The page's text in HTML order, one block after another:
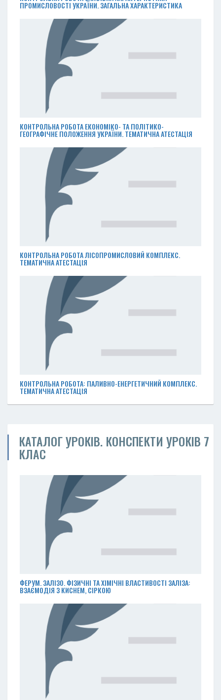
ПРОМИСЛОВОСТІ УКРАЇНИ. ЗАГАЛЬНА ХАРАКТЕРИСТИКА
КОНТРОЛЬНА РОБОТА ЕКОНОМІКО- ТА ПОЛІТИКО-
ГЕОГРАФІЧНЕ ПОЛОЖЕННЯ УКРАЇНИ. ТЕМАТИЧНА АТЕСТАЦІЯ
КОНТРОЛЬНА РОБОТА ЛІСОПРОМИСЛОВИЙ КОМПЛЕКС.
ТЕМАТИЧНА АТЕСТАЦІЯ
КОНТРОЛЬНА РОБОТА: ПАЛИВНО-ЕНЕРГЕТИЧНИЙ КОМПЛЕКС.
ТЕМАТИЧНА АТЕСТАЦІЯ
КАТАЛОГ УРОКІВ. КОНСПЕКТИ УРОКІВ 7
КЛАС
ФЕРУМ. ЗАЛІЗО. ФІЗИЧНІ ТА ХІМІЧНІ ВЛАСТИВОСТІ ЗАЛІЗА:
ВЗАЄМОДІЯ З КИСНЕМ, СІРКОЮ